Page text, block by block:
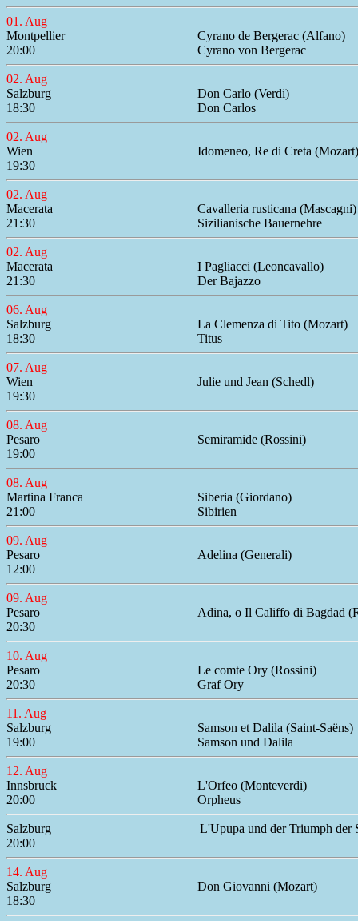
01. Aug
Montpellier
Cyrano de Bergerac (Alfano)
20:00
Cyrano von Bergerac
02. Aug
Salzburg
Don Carlo (Verdi)
18:30
Don Carlos
02. Aug
Wien
Idomeneo, Re di Creta (Mozart)
19:30
02. Aug
Macerata
Cavalleria rusticana (Mascagni)
21:30
Sizilianische Bauernehre
02. Aug
Macerata
I Pagliacci (Leoncavallo)
21:30
Der Bajazzo
06. Aug
Salzburg
La Clemenza di Tito (Mozart)
18:30
Titus
07. Aug
Wien
Julie und Jean (Schedl)
19:30
08. Aug
Pesaro
Semiramide (Rossini)
19:00
08. Aug
Martina Franca
Siberia (Giordano)
21:00
Sibirien
09. Aug
Pesaro
Adelina (Generali)
12:00
09. Aug
Pesaro
Adina, o Il Califfo di Bagdad
20:30
10. Aug
Pesaro
Le comte Ory (Rossini)
20:30
Graf Ory
11. Aug
Salzburg
Samson et Dalila (Saint-Saëns)
19:00
Samson und Dalila
12. Aug
Innsbruck
L'Orfeo (Monteverdi)
20:00
Orpheus
Salzburg
L'Upupa und der Triumph der
20:00
14. Aug
Salzburg
Don Giovanni (Mozart)
18:30